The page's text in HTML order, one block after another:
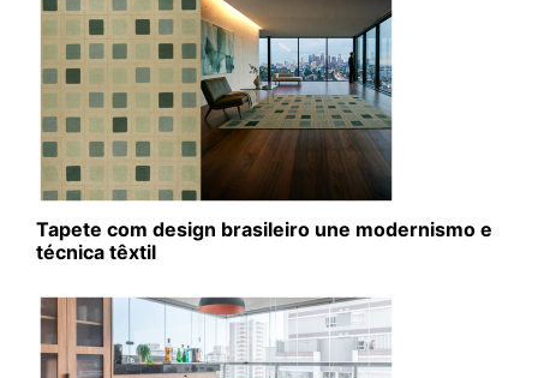
Tapete com design brasileiro une modernismo e
técnica têxtil